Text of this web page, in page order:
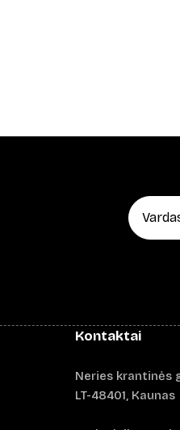
Kontaktai
Neries krantinės
LT-48401, Kaunas